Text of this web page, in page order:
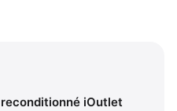
reconditionné iOutlet